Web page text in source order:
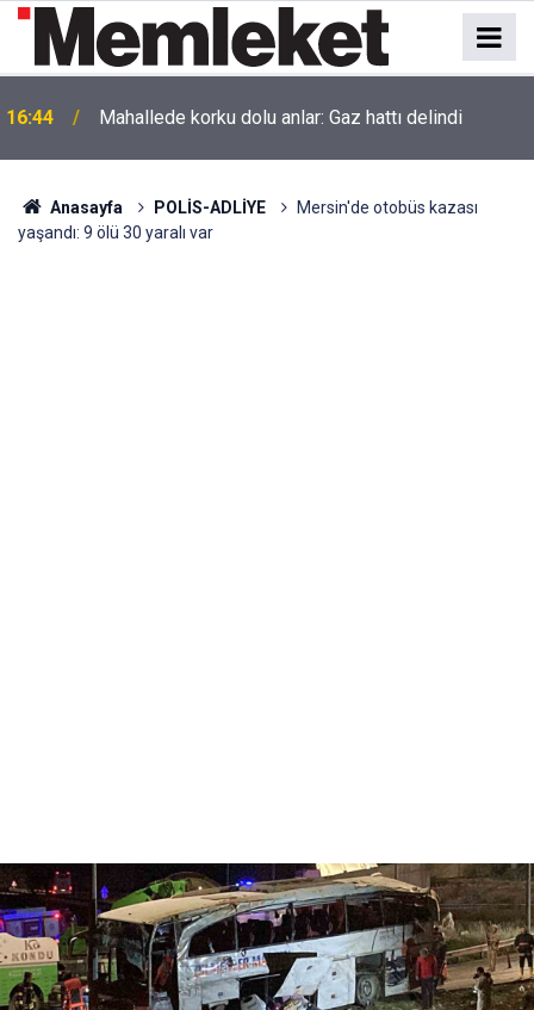
16:44 Mahallede korku dolu anlar: Gaz hattı delindi
Anasayfa POLİS-ADLİYE
Mersin'de otobüs kazası
yaşandı: 9 ölü 30 yaralı var